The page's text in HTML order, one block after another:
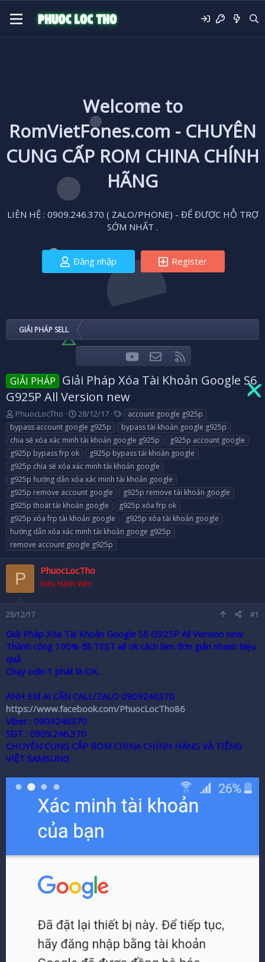
Welcome to
RomVietFones.com - CHUYÊN
CUNG CẤP ROM CHINA CHÍNH
HÃNG
LIÊN HỆ : 0909.246.370 ( ZALO/PHONE) - ĐỂ ĐƯỢC HỖ TRỢ
SỚM NHẤT .
Đăng nhập Register
GIẢI PHÁP SELL
FacebookTwitteryoutubeLiên hệ
GIẢI PHÁP Giải Pháp Xóa Tài Khoản Google S6
G925P All Version new
T
h
r
e
a
d
s
t
a
r
t
e
r
PhuocLocTho
N
g
à
y
g
ử
i
28/12/17
T
a
g
s
account google g925p
bypass account google g925p
bypass tài khoản google g925p
chia sẽ xóa xác minh tài khoản google g925p
g925p account google
g925p bypass frp ok
g925p bypass tài khoản google
g925p chia sẽ xóa xác minh tài khoản google
g925p hướng dẫn xóa xác minh tài khoản google
g925p remove account google
g925p remove tài khoản google
g925p thoát tài khoản google
g925p xóa frp ok
g925p xóa frp tài khoản google
g925p xóa tài khoản google
hướng dẫn xóa xác minh tài khoản googe g925p
remove account google g925p
P PhuocLocTho
Điều Hành Viên
28/12/17 #1
Giải Pháp Xóa Tài Khoản Google S6 G925P All Version new
Thành công 100% đã TEST all ok cách làm đơn giản nhanh hiệu
quả
Chạy odin 1 phát là OK.
ANH EM AI CẦN CALL/ZALO 0909246370
https://www.facebook.com/PhuocLocTho86
Viber : 0909246370
SĐT : 0909.246.370
CHUYÊN CUNG CẤP ROM CHINA CHÍNH HÃNG VÀ TIẾNG
VIỆT SAMSUNG